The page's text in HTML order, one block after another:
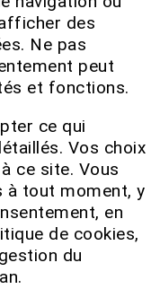
des
Ne pas
peut
et fonctions.
ce qui
Vos choix
ce site. Vous
à tout moment, y
en
de cookies,
du